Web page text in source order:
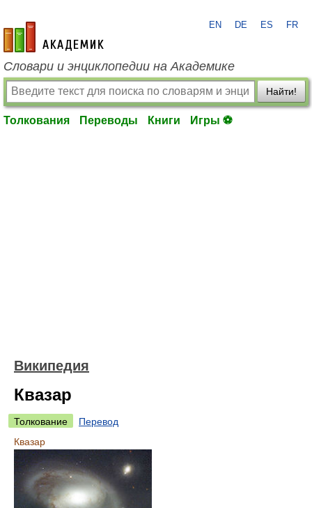
academic.ru
EN DE ES FR
Словари и энциклопедии на Академике
Найти!
Толкования Переводы Книги Игры ⚽
Википедия
Квазар
Толкование
Перевод
Квазар